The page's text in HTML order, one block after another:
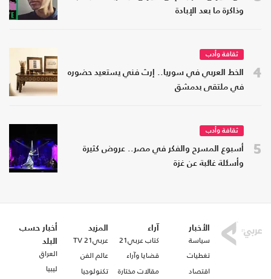
وذاكرة ما بعد الإبادة
4
ثقافة وأدب
الخط العربي في سوريا.. إرث فني يستعيد حضوره
في ملتقى بدمشق
5
ثقافة وأدب
أسبوع المسرح والفكر في مصر.. عروض كثيرة
وأسئلة غائبة عن غزة
الأخبار
سياسة
تغطيات
اقتصاد
آراء
كتاب عربي21
قضايا وآراء
مقالات مختارة
المزيد
عربي21 TV
عالم الفن
تكنولوجيا
أخبار حسب
البلد
العراق
ليبيا